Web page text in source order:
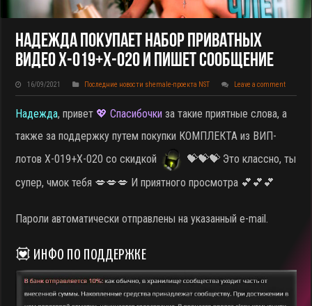
Надежда Покупает НАБОР Приватных
Видео X-019+X-020 И Пишет Сообщение
16/09/2021 Последние новости shemale-проекта NST Leave a comment
Надежда, привет 💖 Спасибочкиза такие приятные слова, а
также за поддержку путем покупки КОМПЛЕКТА из ВИП-
лотов X-019+X-020 со скидкой
💝💝💝 Это классно, ты
супер, чмок тебя 💋💋💋 И приятного просмотра 💕💕💕
Пароли автоматически отправлены на указанный e-mail.
💟 ИНФО ПО ПОДДЕРЖКЕ